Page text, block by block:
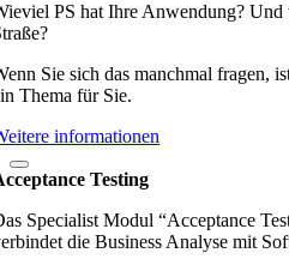
PS hat Ihre Anwendung?
Sie sich das manchmal fragen,
Thema für Sie.
informationen
Testing
Specialist Modul “Acceptance
die Business Analyse mit